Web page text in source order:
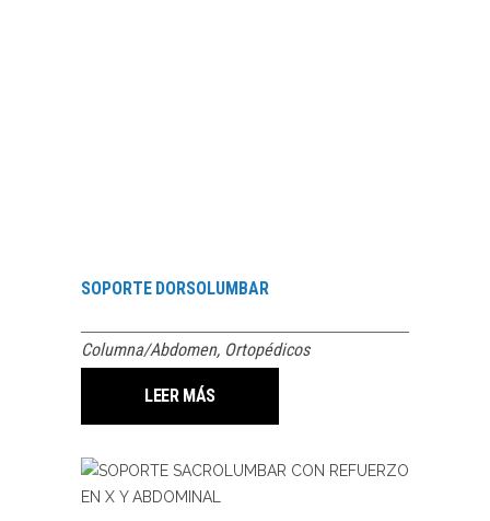
SOPORTE DORSOLUMBAR
Columna/Abdomen, Ortopédicos
LEER MÁS